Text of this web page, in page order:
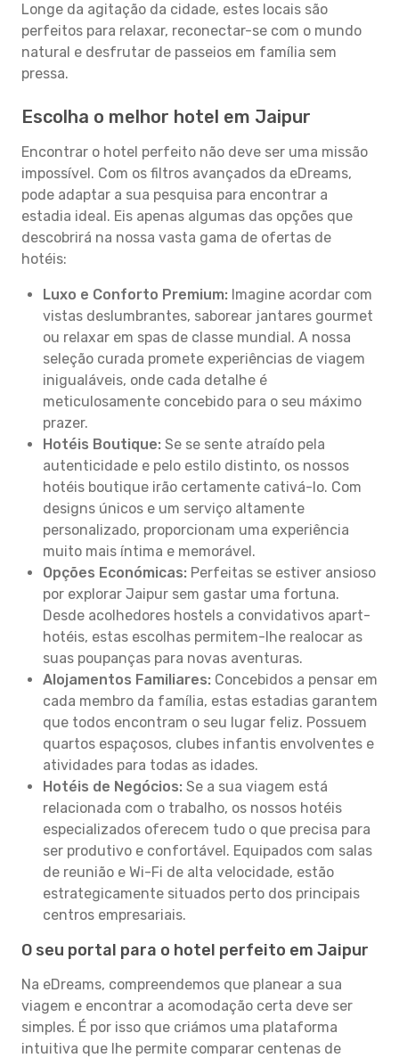
Longe da agitação da cidade, estes locais são
perfeitos para relaxar, reconectar-se com o mundo
natural e desfrutar de passeios em família sem
pressa.
Escolha o melhor hotel em Jaipur
Encontrar o hotel perfeito não deve ser uma missão
impossível. Com os filtros avançados da eDreams,
pode adaptar a sua pesquisa para encontrar a
estadia ideal. Eis apenas algumas das opções que
descobrirá na nossa vasta gama de ofertas de
hotéis:
Luxo e Conforto Premium: Imagine acordar com
vistas deslumbrantes, saborear jantares gourmet
ou relaxar em spas de classe mundial. A nossa
seleção curada promete experiências de viagem
inigualáveis, onde cada detalhe é
meticulosamente concebido para o seu máximo
prazer.
Hotéis Boutique: Se se sente atraído pela
autenticidade e pelo estilo distinto, os nossos
hotéis boutique irão certamente cativá-lo. Com
designs únicos e um serviço altamente
personalizado, proporcionam uma experiência
muito mais íntima e memorável.
Opções Económicas: Perfeitas se estiver ansioso
por explorar Jaipur sem gastar uma fortuna.
Desde acolhedores hostels a convidativos apart-
hotéis, estas escolhas permitem-lhe realocar as
suas poupanças para novas aventuras.
Alojamentos Familiares: Concebidos a pensar em
cada membro da família, estas estadias garantem
que todos encontram o seu lugar feliz. Possuem
quartos espaçosos, clubes infantis envolventes e
atividades para todas as idades.
Hotéis de Negócios: Se a sua viagem está
relacionada com o trabalho, os nossos hotéis
especializados oferecem tudo o que precisa para
ser produtivo e confortável. Equipados com salas
de reunião e Wi-Fi de alta velocidade, estão
estrategicamente situados perto dos principais
centros empresariais.
O seu portal para o hotel perfeito em Jaipur
Na eDreams, compreendemos que planear a sua
viagem e encontrar a acomodação certa deve ser
simples. É por isso que criámos uma plataforma
intuitiva que lhe permite comparar centenas de